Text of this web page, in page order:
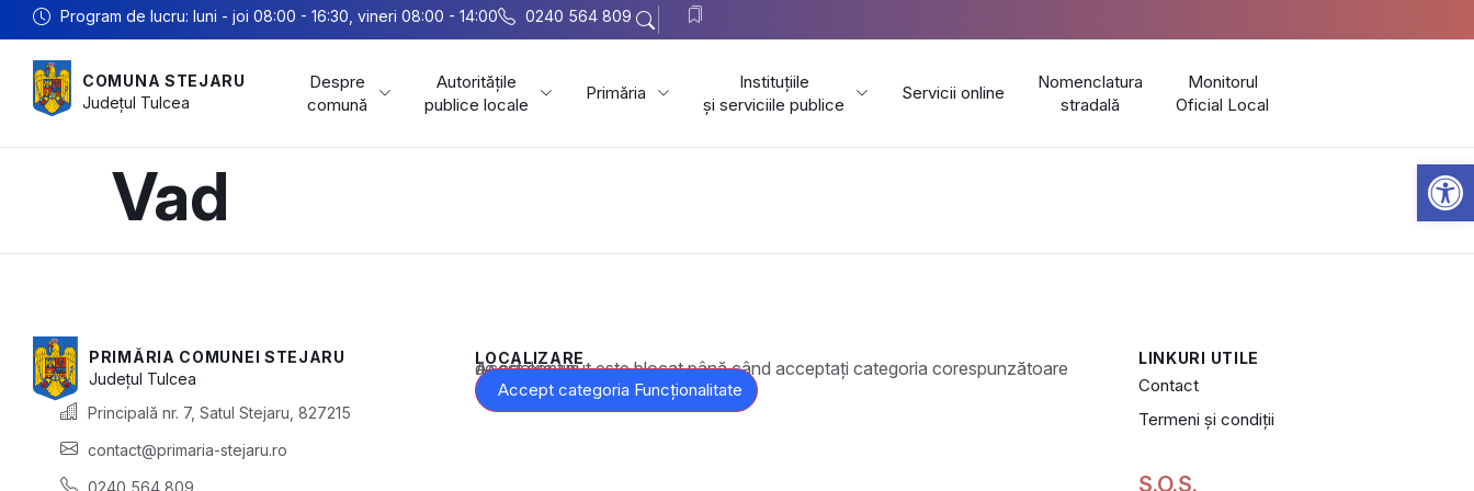
Program de lucru: luni - joi 08:00 - 16:30, vineri 08:00 - 14:00 0240 564 809
COMUNA STEJARU
Județul Tulcea
Despre
comună
Autoritățile
publice locale
Primăria
Instituțiile
și serviciile publice
Servicii online
Nomenclatura
stradală
Monitorul
Oficial Local
Vad
PRIMĂRIA COMUNEI STEJARU
Județul Tulcea
Principală nr. 7, Satul Stejaru, 827215
contact@primaria-stejaru.ro
0240 564 809
LOCALIZARE
Acest conținut este blocat până când acceptați categoria corespunzătoare de cookie-uri.
Accept categoria Funcționalitate
LINKURI UTILE
Contact
Termeni și condiții
S.O.S.